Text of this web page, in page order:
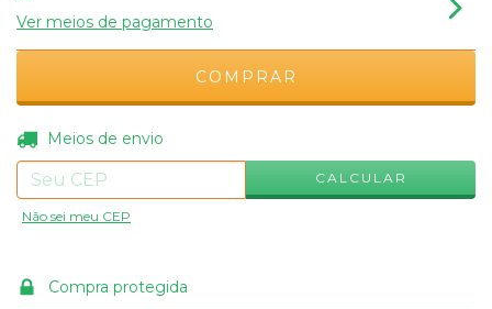
Ver meios de pagamento
Entregas para o CEP:
Meios de envio
CALCULAR
Não sei meu CEP
Compra protegida